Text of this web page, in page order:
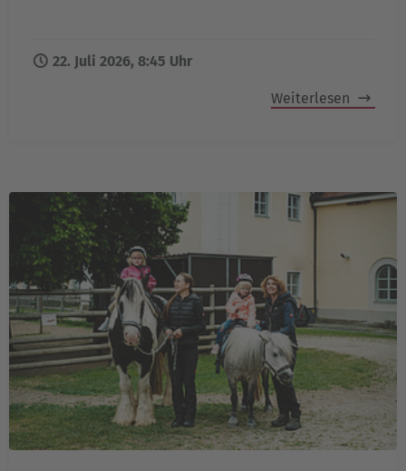
22. Juli 2026, 8:45 Uhr
Weiterlesen